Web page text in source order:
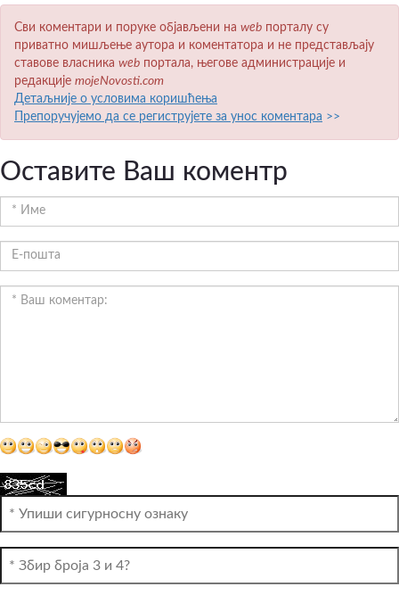
Сви коментари и поруке објављени на wеb порталу су
приватно мишљење аутора и коментатора и не представљају
ставове власника wеb портала, његове администрације и
редакције mojeNovosti.com
Детаљније о условима коришћења
Препоручујемо да се региструјете за унос коментара >>
Оставите Ваш коментр